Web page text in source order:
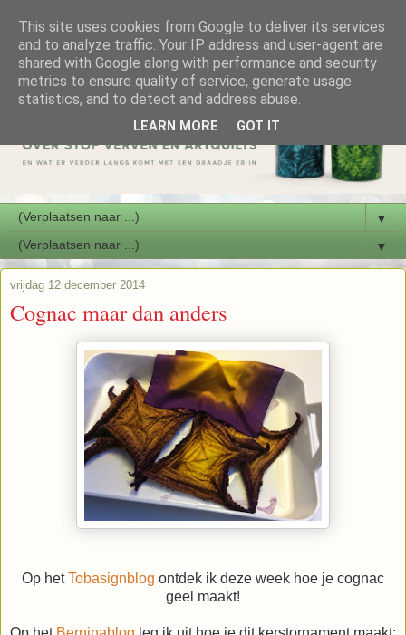
▼
▼
vrijdag 12 december 2014
Cognac maar dan anders
Op hetTobasignblog ontdek ik deze week hoe je cognac
geel maakt!
This site uses cookies from Google to deliver its services
and to analyze traffic. Your IP address and user-agent are
shared with Google along with performance and security
metrics to ensure quality of service, generate usage
statistics, and to detect and address abuse.
LEARN MORE GOT IT